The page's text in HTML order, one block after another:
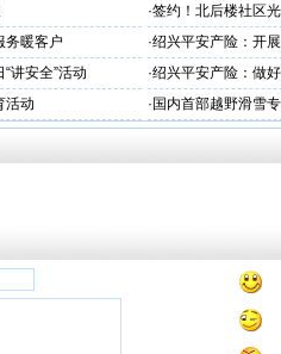
·签约！北后楼社区
务暖客户 ·绍兴平安产险：开
治工作
讲安全”活动 ·绍兴平安产险：做
活动 · 国内首部越野滑雪
学化训练理论与方法